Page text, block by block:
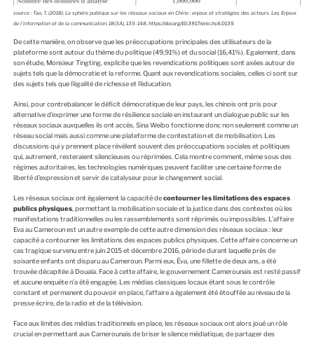
source: Tao, T. (2018). La sphère publique sur les réseaux sociaux en Chine : enjeux et stratégies des acteurs. Les Enjeux
de l’information et de la communication, 18(3A), 135-148. https://doi.org/10.3917/enic.hs6.0135
De cette manière, on observe que les préoccupations principales des utilisateurs de la
plateforme sont autour du thème du politique (49,91%) et du social (16,41%). Egalement, dans
son étude, Monsieur Tingting, explicite que les revendications politiques sont axées autour de
sujets tels que la démocratie et la reforme. Quant aux revendications sociales, celles ci sont sur
des sujets tels que l’égalité de richesse et l’éducation.
Ainsi, pour contrebalancer le déficit démocratique de leur pays, les chinois ont pris pour
alternative d’exprimer une forme de résilience sociale en instaurant un dialogue public sur les
réseaux sociaux auxquelles ils ont accès. Sina Weibo fonctionne donc non seulement comme un
réseau social mais aussi comme une plateforme de contestation et de mobilisation. Les
discussions qui y prennent place révèlent souvent des préoccupations sociales et politiques
qui, autrement, resteraient silencieuses ou réprimées. Cela montre comment, même sous des
régimes autoritaires, les technologies numériques peuvent faciliter une certaine forme de
liberté d’expression et servir de catalyseur pour le changement social.
Les réseaux sociaux ont également la capacité decontourner les limitations des espaces
publics physiques, permettant la mobilisation sociale et la justice dans des contextes où les
manifestations traditionnelles ou les rassemblements sont réprimés ou impossibles. L’affaire
Eva au Cameroun est un autre exemple de cette autre dimension des réseaux sociaux : leur
capacité a contourner les limitations des espaces publics physiques. Cette affaire concerne un
cas tragique survenu entre juin 2015 et décembre 2016, période durant laquelle près de
soixante enfants ont disparu au Cameroun. Parmi eux, Éva, une fillette de deux ans, a été
trouvée décapitée à Douala. Face à cette affaire, le gouvernement Camerounais est resté passif
et aucune enquête n’a été engagée. Les médias classiques locaux étant sous le contrôle
constant et permanent du pouvoir en place, l’affaire a également été étouffée au niveau de la
presse écrire, de la radio et de la télévision.
Face aux limites des médias traditionnels en place, les réseaux sociaux ont alors joué un rôle
crucial en permettant aux Camerounais de briser le silence médiatique, de partager des